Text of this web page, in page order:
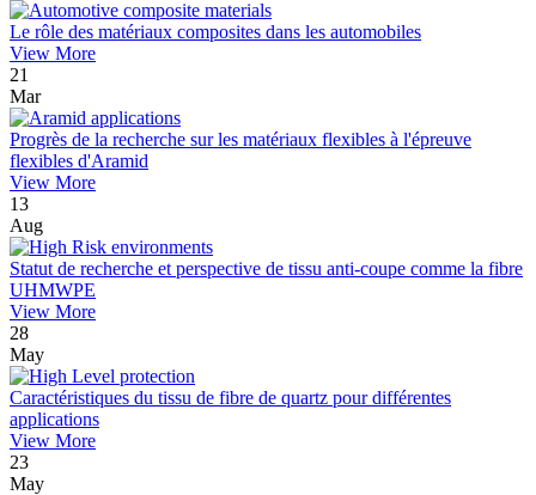
Le rôle des matériaux composites dans les automobiles
View More
21
Mar
Progrès de la recherche sur les matériaux flexibles à l'épreuve
flexibles d'Aramid
View More
13
Aug
Statut de recherche et perspective de tissu anti-coupe comme la fibre
UHMWPE
View More
28
May
Caractéristiques du tissu de fibre de quartz pour différentes
applications
View More
23
May